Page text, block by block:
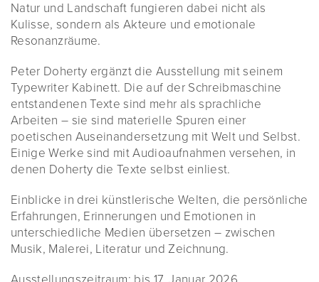
Natur und Landschaft fungieren dabei nicht als
Kulisse, sondern als Akteure und emotionale
Resonanzräume.
Peter Doherty ergänzt die Ausstellung mit seinem
Typewriter Kabinett. Die auf der Schreibmaschine
entstandenen Texte sind mehr als sprachliche
Arbeiten – sie sind materielle Spuren einer
poetischen Auseinandersetzung mit Welt und Selbst.
Einige Werke sind mit Audioaufnahmen versehen, in
denen Doherty die Texte selbst einliest.
Einblicke in drei künstlerische Welten, die persönliche
Erfahrungen, Erinnerungen und Emotionen in
unterschiedliche Medien übersetzen – zwischen
Musik, Malerei, Literatur und Zeichnung.